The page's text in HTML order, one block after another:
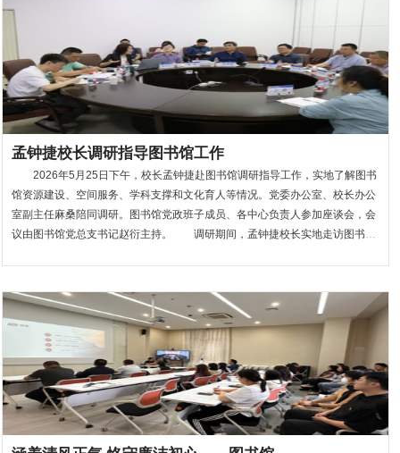
孟钟捷校长调研指导图书馆工作
2026年5月25日下午，校长孟钟捷赴图书馆调研指导工作，实地了解图书
馆资源建设、空间服务、学科支撑和文化育人等情况。党委办公室、校长办公
室副主任麻桑陪同调研。图书馆党政班子成员、各中心负责人参加座谈会，会
议由图书馆党总支书记赵衍主持。 调研期间，孟钟捷校长实地走访图书馆